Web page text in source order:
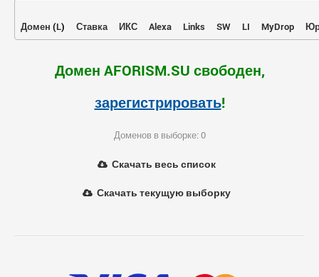
Домен (L) Ставка ИКС Alexa Links SW LI MyDrop
Домен AFORISM.SU свободен,
зарегистрировать!
Доменов в выборке: 0
Скачать весь список
Скачать текущую выборку